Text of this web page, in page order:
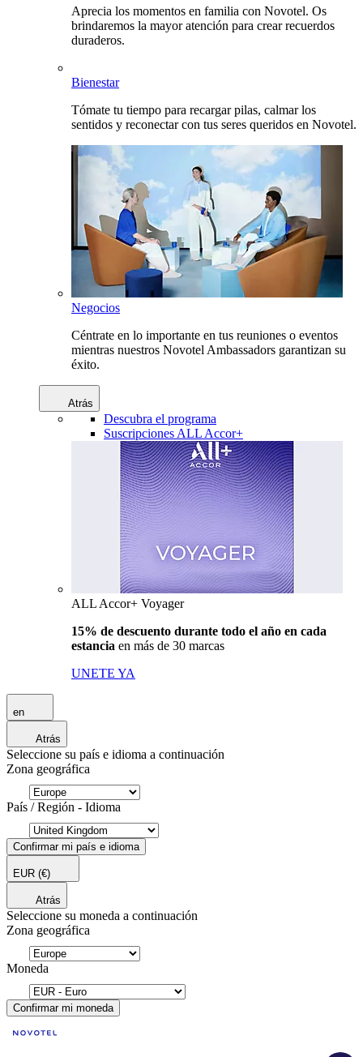
Aprecia los momentos en familia con Novotel. Os
brindaremos la mayor atención para crear recuerdos
duraderos.
Bienestar
Tómate tu tiempo para recargar pilas, calmar los
sentidos y reconectar con tus seres queridos en Novotel.
Negocios
Céntrate en lo importante en tus reuniones o eventos
mientras nuestros Novotel Ambassadors garantizan su
éxito.
Atrás
Descubra el programa
Suscripciones ALL Accor+
ALL Accor+ Voyager
15% de descuento durante todo el año en cada
estancia en más de 30 marcas
UNETE YA
en
Atrás
Seleccione su país e idioma a continuación
Zona geográfica
País / Región - Idioma
Confirmar mi país e idioma
EUR (€)
Atrás
Seleccione su moneda a continuación
Zona geográfica
Moneda
Confirmar mi moneda